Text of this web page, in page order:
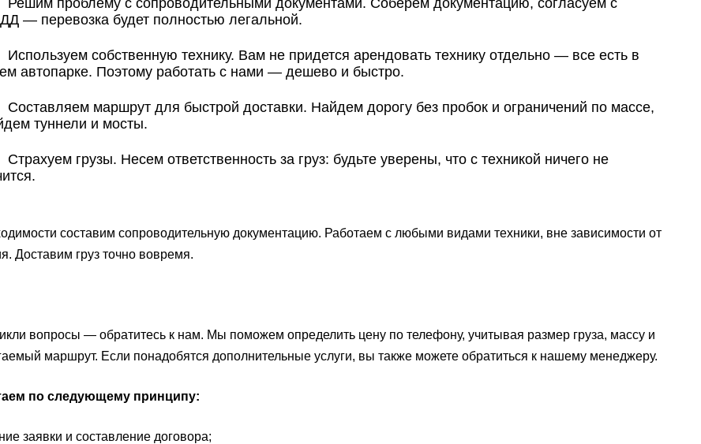
— перевозка будет полностью легальной.
собственную технику. Вам не придется арендовать технику отдельно — все есть в
автопарке. Поэтому работать с нами — дешево и быстро.
маршрут для быстрой доставки. Найдем дорогу без пробок и ограничений по массе,
туннели и мосты.
грузы. Несем ответственность за груз: будьте уверены, что с техникой ничего не
составим сопроводительную документацию. Работаем с любыми видами техники, вне зависимости от
Доставим груз точно вовремя.
вопросы — обратитесь к нам. Мы поможем определить цену по телефону, учитывая размер груза, массу и
маршрут. Если понадобятся дополнительные услуги, вы также можете обратиться к нашему менеджеру.
по следующему принципу:
заявки и составление договора;